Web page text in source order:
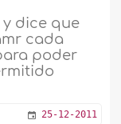
y dice que
cada
poder
25-12-2011